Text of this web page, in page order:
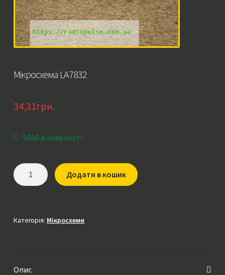
Мікросхема LA7832
34,31грн.
5000 в наявності
Мікросхема
LA7832
Додати в кошик
Категорія: Мікросхеми
Опис